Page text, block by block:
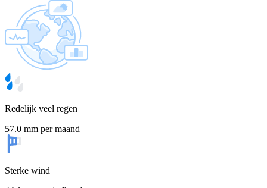
Redelijk veel regen
57.0 mm per maand
Sterke wind